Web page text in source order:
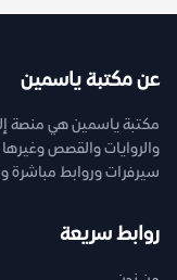
عن مكتبة ياسمين
مكتبة ياسمين هي منصة
سيرفرات وروابط مباشرة و
روابط سريعة